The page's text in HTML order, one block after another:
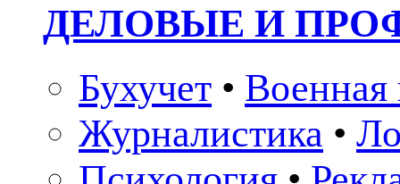
ДЕЛОВЫЕ И
Бухучет • Военная
Журналистика •